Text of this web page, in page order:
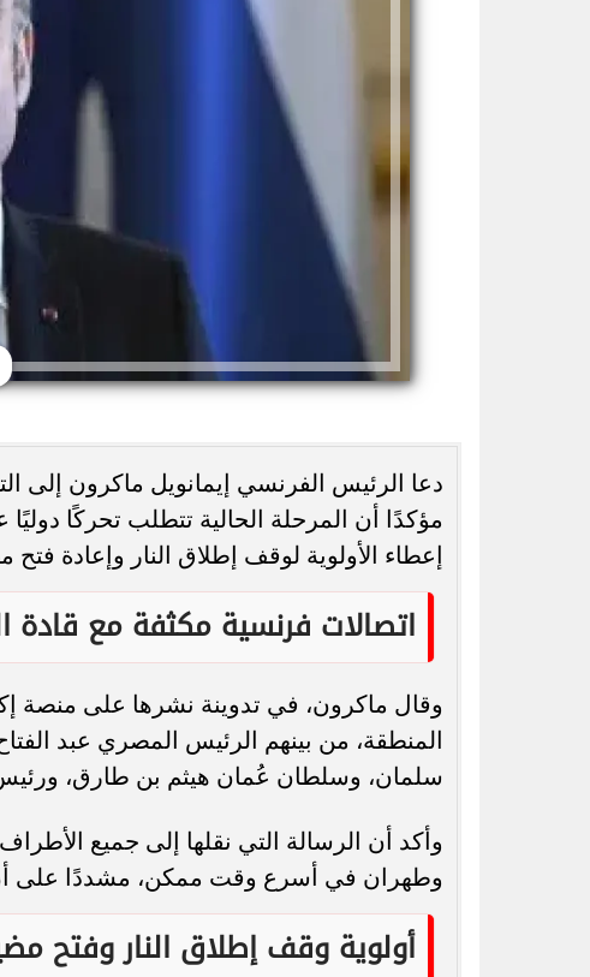
دعا الرئيس الفرنسي إيمانويل ماكرون إلى
مؤكدًا أن المرحلة الحالية تتطلب تحركًا
إعطاء الأولوية لوقف إطلاق النار
اتصالات فرنسية مكثفة مع قادة
وقال ماكرون، في تدوينة نشرها على منصة
المنطقة، من بينهم الرئيس المصري عبد
سلمان، وسلطان عُمان هيثم بن طارق، ورئيس
وأكد أن الرسالة التي نقلها إلى جميع
وطهران في أسرع وقت ممكن، مشددًا على أن
أولوية وقف إطلاق النار وفتح
الدور الثاني بالقاهرة 2026
الكاملة لواقعة